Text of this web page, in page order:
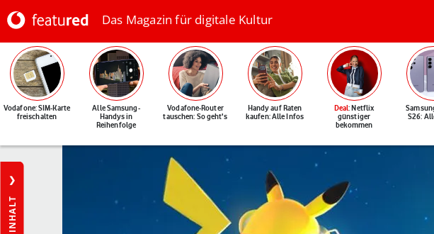
Das Magazin für digitale Kultur
Vodafone: SIM-Karte
freischalten
Alle Samsung-
Handys in
Reihenfolge
Vodafone-Router
tauschen: So geht's
Handy auf Raten
kaufen: Alle Infos
Deal: Netflix
günstiger
bekommen
S26:
INHALT